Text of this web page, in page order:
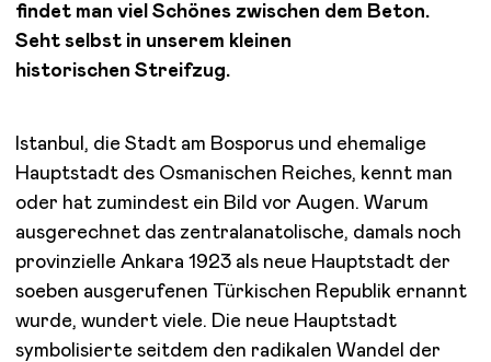
findet man viel Schönes zwischen dem Beton.
Seht selbst in unserem kleinen
historischen Streifzug.
Istanbul, die Stadt am Bosporus und ehemalige
Hauptstadt des Osmanischen Reiches, kennt man
oder hat zumindest ein Bild vor Augen. Warum
ausgerechnet das zentralanatolische, damals noch
provinzielle Ankara 1923 als neue Hauptstadt der
soeben ausgerufenen Türkischen Republik ernannt
wurde, wundert viele. Die neue Hauptstadt
symbolisierte seitdem den radikalen Wandel der